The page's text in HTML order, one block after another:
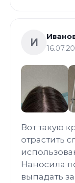
И
Вот такую
отрастить
Наносила
выпадать